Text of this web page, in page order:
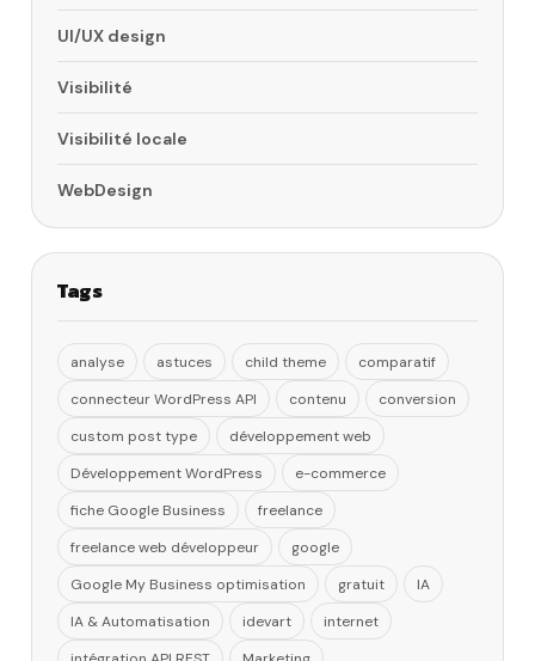
UI/UX design
Visibilité
Visibilité locale
WebDesign
Tags
analyse astuces child theme
comparatif
connecteur WordPress API
contenu
conversion
custom post type
développement web
Développement WordPress
e-commerce
fiche Google Business
freelance
freelance web développeur
google
Google My Business optimisation
gratuit
IA
IA & Automatisation
idevart
internet